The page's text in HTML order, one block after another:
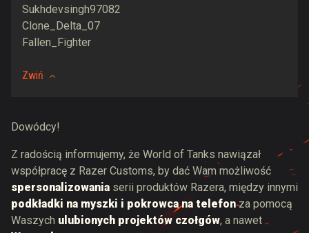
Sukhdevsingh97082
Clone_Delta_07
Fallen_Fighter
Zwiń
Dowódcy!
Z radością informujemy, że World of Tanks nawiązał
współpracę z Razer Customs, by dać Wam możliwość
spersonalizowania serii produktów Razera, między innymi
podkładki na myszki i pokrowca na telefonza pomocą
Waszych ulubionych projektów czołgów, a nawet